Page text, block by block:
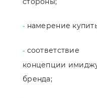
- намерение
- соответствие
концепции
бренда;